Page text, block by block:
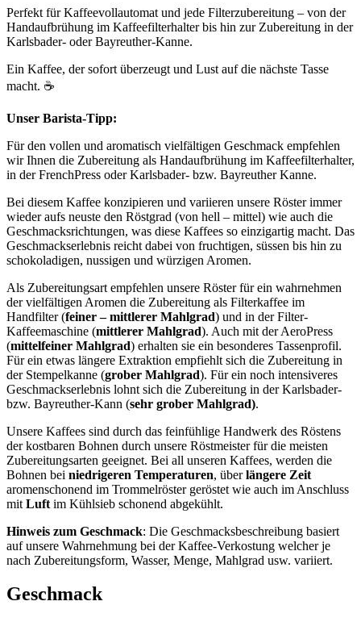
Perfekt für Kaffeevollautomat und jede Filterzubereitung – von der
Handaufbrühung im Kaffeefilterhalter bis hin zur Zubereitung in der
Karlsbader- oder Bayreuther-Kanne.
Ein Kaffee, der sofort überzeugt und Lust auf die nächste Tasse
macht. ☕
Unser Barista-Tipp:
Für den vollen und aromatisch vielfältigen Geschmack empfehlen
wir Ihnen die Zubereitung als Handaufbrühung im Kaffeefilterhalter,
in der FrenchPress oder Karlsbader- bzw. Bayreuther Kanne.
Bei diesem Kaffee konzipieren und variieren unsere Röster immer
wieder aufs neuste den Röstgrad (von hell – mittel) wie auch die
Geschmacksrichtungen, was diese Kaffees so einzigartig macht. Das
Geschmackserlebnis reicht dabei von fruchtigen, süssen bis hin zu
schokoladigen, nussigen und würzigen Aromen.
Als Zubereitungsart empfehlen unsere Röster für ein wahrnehmen
der vielfältigen Aromen die Zubereitung als Filterkaffee im
Handfilter (feiner – mittlerer Mahlgrad) und in der Filter-
Kaffeemaschine (mittlerer Mahlgrad). Auch mit der AeroPress
(mittelfeiner Mahlgrad) erhalten sie ein besonderes Tassenprofil.
Für ein etwas längere Extraktion empfiehlt sich die Zubereitung in
der Stempelkanne (grober Mahlgrad). Für ein noch intensiveres
Geschmackserlebnis lohnt sich die Zubereitung in der Karlsbader-
bzw. Bayreuther-Kann (sehr grober Mahlgrad).
Unsere Kaffees sind durch das feinfühlige Handwerk des Röstens
der kostbaren Bohnen durch unsere Röstmeister für die meisten
Zubereitungsarten geeignet. Bei all unseren Kaffees, werden die
Bohnen bei niedrigeren Temperaturen, überlängere Zeit
aromenschonend im Trommelröster geröstet wie auch im Anschluss
mit Luft im Kühlsieb schonend abgekühlt.
Hinweis zum Geschmack: Die Geschmacksbeschreibung basiert
auf unsere Wahrnehmung bei der Kaffee-Verkostung welcher je
nach Zubereitungsform, Wasser, Menge, Mahlgrad usw. variiert.
Geschmack